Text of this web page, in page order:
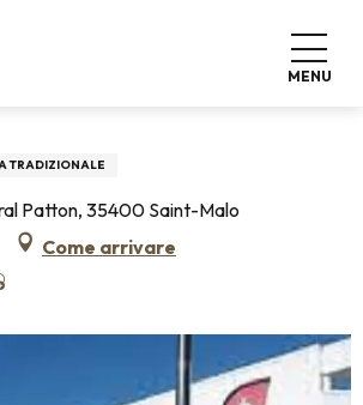
MENU
a casa
TRADIZIONALE
Patton, 35400 Saint-Malo
Come arrivare
aux favoris